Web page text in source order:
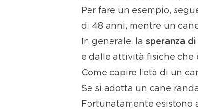
Per fare un esempio,
di 48 anni, mentre un
In generale, la speranza
e dalle attività fisiche che
Come capire l’età di un
Se si adotta un cane
Fortunatamente esistono